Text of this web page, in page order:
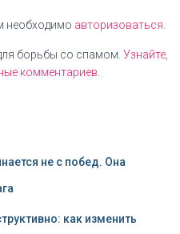
необходимо авторизоваться
борьбы со спамом. Узнайте,
комментариев
не с побед. Она
как изменить